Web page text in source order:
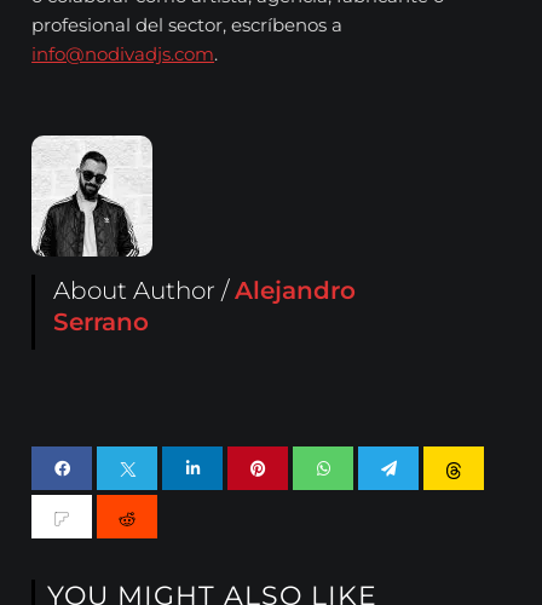
profesional del sector, escríbenos a
info@nodivadjs.com.
About Author /Alejandro
Serrano
YOU MIGHT ALSO LIKE